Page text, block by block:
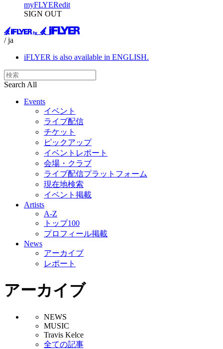
myFLYERedit
SIGN OUT
/ ja
iFLYER is also available in ENGLISH.
Search All
Events
イベント
ライブ配信
チケット
ピックアップ
イベントレポート
会場・クラブ
ライブ配信プラットフォーム
現在地検索
イベント掲載
Artists
A-Z
トップ100
プロフィール掲載
News
アーカイブ
レポート
アーカイブ
NEWS
MUSIC
Travis Kelce
全ての記事